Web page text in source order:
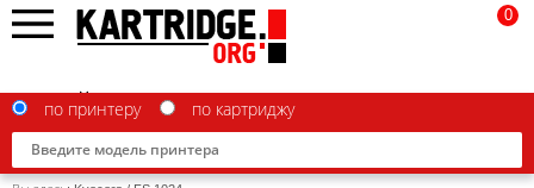
по принтеру по картриджу
0